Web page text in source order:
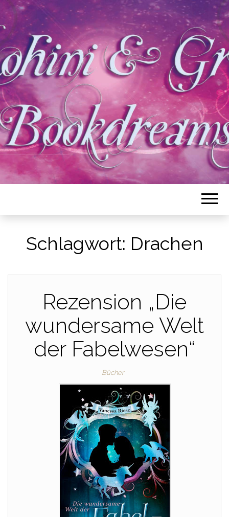
Schlagwort: Drachen
Rezension „Die
wundersame Welt
der Fabelwesen“
Bücher